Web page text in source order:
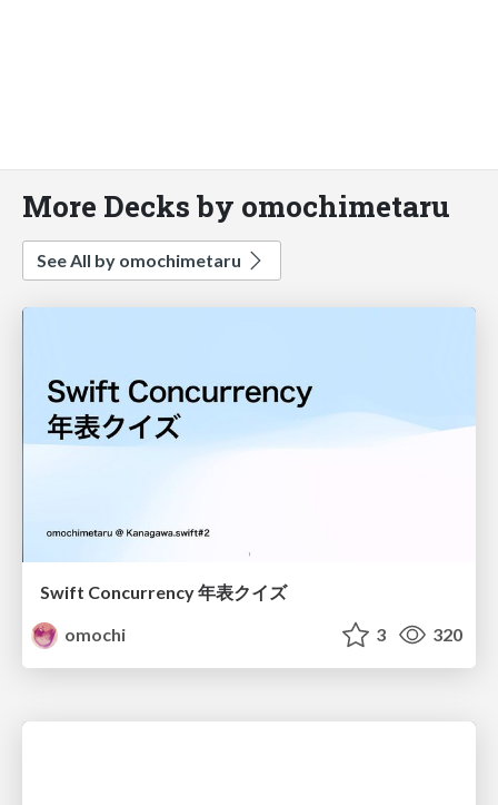
More Decks by omochimetaru
See All by omochimetaru
Swift Concurrency 年表クイズ
omochi
3 320